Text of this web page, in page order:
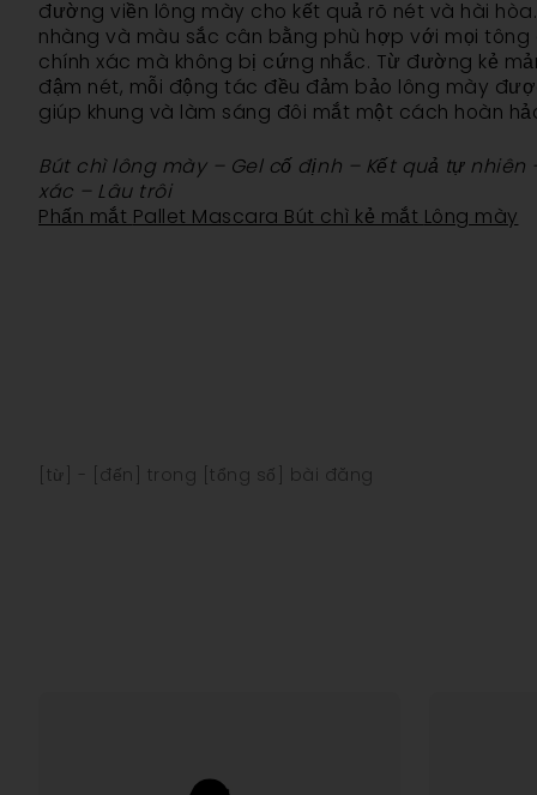
SV
đường viền lông mày cho kết quả rõ nét và hài
nhàng và màu sắc cân bằng phù hợp với mọi tông
chính xác mà không bị cứng nhắc. Từ đường kẻ
đậm nét, mỗi động tác đều đảm bảo lông mày
giúp khung và làm sáng đôi mắt một cách hoàn
Bút chì lông mày – Gel cố định – Kết quả tự nhiên
xác – Lâu trôi
Phấn mắt Pallet Mascara Bút chì kẻ mắt Lông mày
[từ] - [đến] trong [tổng số] bài đăng